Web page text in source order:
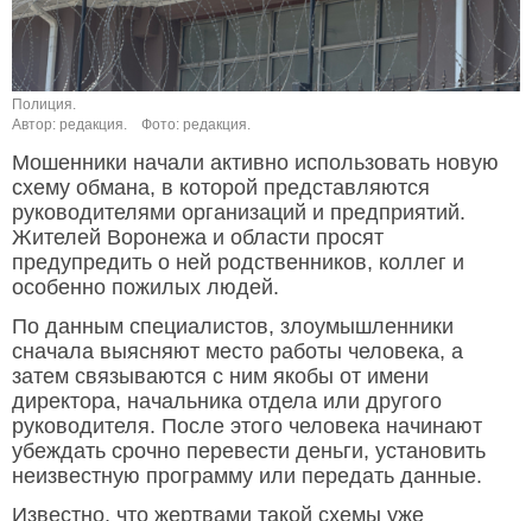
Полиция.
Автор: редакция.
Фото: редакция.
Мошенники начали активно использовать новую
схему обмана, в которой представляются
руководителями организаций и предприятий.
Жителей Воронежа и области просят
предупредить о ней родственников, коллег и
особенно пожилых людей.
По данным специалистов, злоумышленники
сначала выясняют место работы человека, а
затем связываются с ним якобы от имени
директора, начальника отдела или другого
руководителя. После этого человека начинают
убеждать срочно перевести деньги, установить
неизвестную программу или передать данные.
Известно, что жертвами такой схемы уже